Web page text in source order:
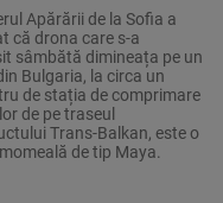
Apărării de la Sofia a
că drona care s-a
sâmbătă dimineața pe un
Bulgaria, la circa un
de stația de comprimare
de pe traseul
Trans-Balkan, este o
de tip Maya.